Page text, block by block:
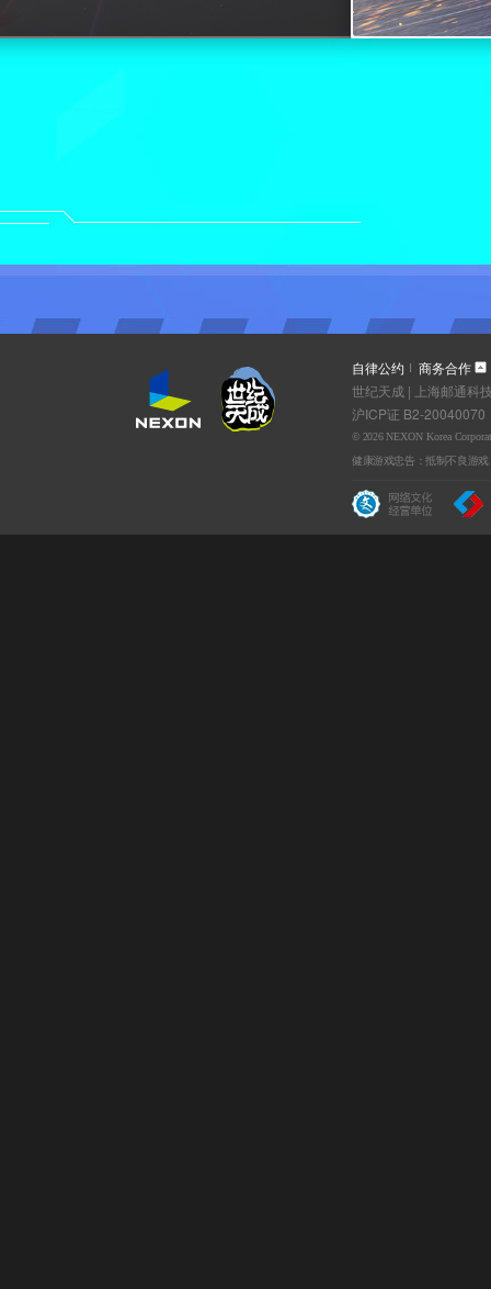
自律公约
商务合作
世纪天成 | 上海邮通科
沪ICP证 B2-20040070
© 2026 NEXON Korea
健康游戏忠告：抵制不良游